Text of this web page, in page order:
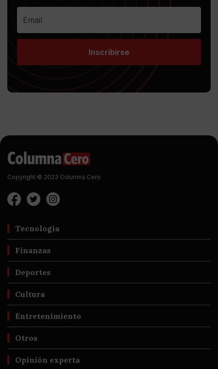
Inscribirse
Copyright © 2023 Columna Cero
Tecnología
Finanzas
Deportes
Cultura
Entretenimiento
Otros
Opinión experta